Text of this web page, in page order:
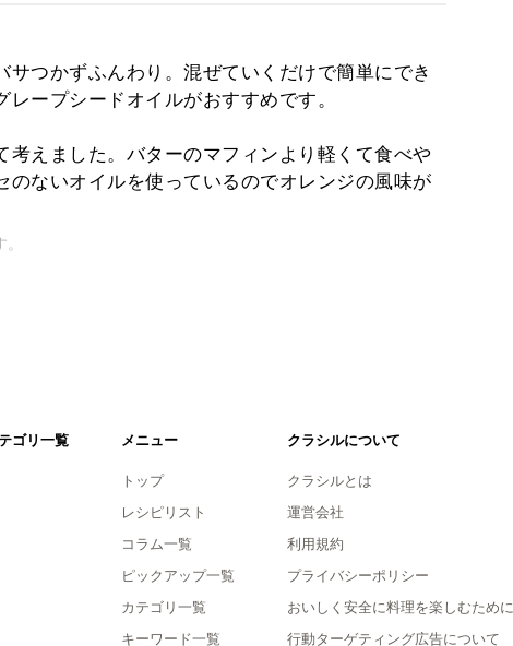
つかずふんわり。混ぜていくだけで簡単にでき
ープシードオイルがおすすめです。
考えました。バターのマフィンより軽くて食べや
ないオイルを使っているのでオレンジの風味が
ゴリ一覧 メニュー
トップ
レシピリスト
コラム一覧
ピックアップ一覧
カテゴリ一覧
キーワード一覧
クラシルについて
クラシルとは
運営会社
利用規約
プライバシーポリシー
おいしく安全に料理を楽しむために
行動ターゲティング広告について